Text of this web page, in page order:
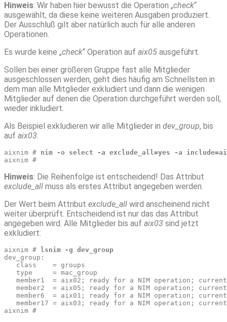
Hinweis: Wir haben hier bewusst die Operation „check“
ausgewählt, da diese keine weiteren Ausgaben produziert.
Der Ausschluß gilt aber natürlich auch für alle anderen
Operationen.
Es wurde keine „check“ Operation auf aix05 ausgeführt.
Sollen bei einer größeren Gruppe fast alle Mitglieder
ausgeschlossen werden, geht dies häufig am Schnellsten in
dem man alle Mitglieder exkludiert und dann die wenigen
Mitglieder auf denen die Operation durchgeführt werden soll,
wieder inkludiert.
Als Beispiel exkludieren wir alle Mitglieder in dev_group, bis
auf aix03:
aixnim # nim -o select -a exclude_all=yes -a
aixnim #
Hinweis: Die Reihenfolge ist entscheidend! Das Attribut
exclude_all muss als erstes Attribut angegeben werden.
Der Wert beim Attribut exclude_all wird anscheinend nicht
weiter überprüft. Entscheidend ist nur das das Attribut
angegeben wird. Alle Mitglieder bis auf aix03 sind jetzt
exkludiert:
aixnim #
lsnim -g dev_group
dev_group:
class    = groups
type     = mac_group
member1  = aix02; ready for a NIM operation; currently
member2  = aix05; ready for a NIM operation; currently
member6  = aix01; ready for a NIM operation; currently
member17 = aix03; ready for a NIM operation;
aixnim #